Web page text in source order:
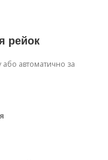
рейок
або автоматично за